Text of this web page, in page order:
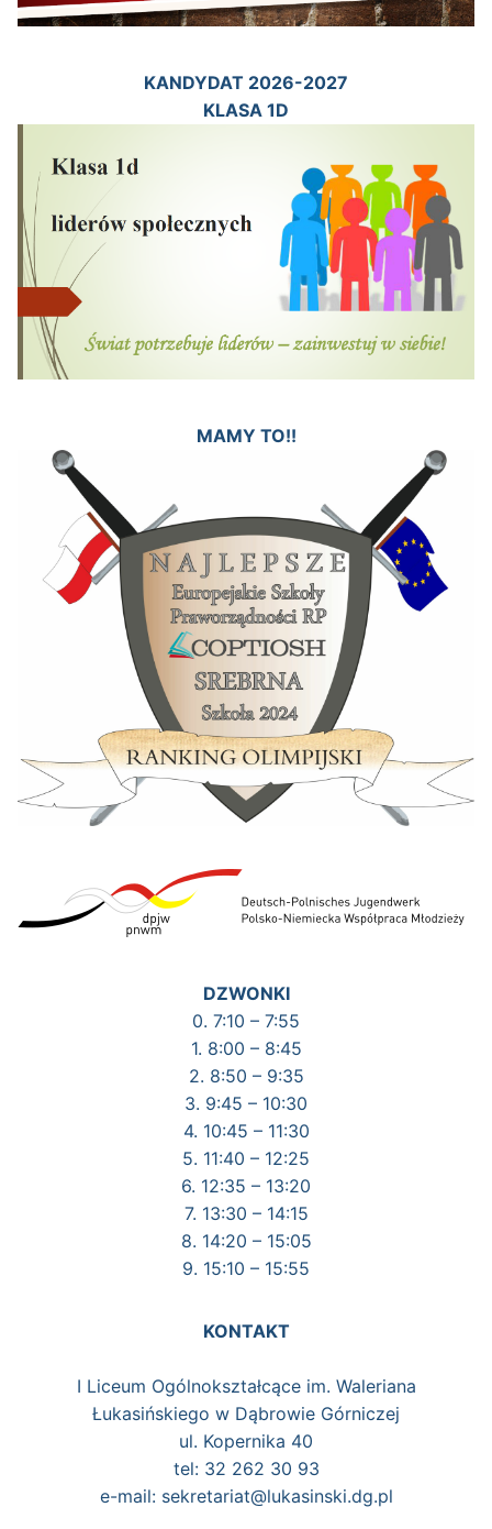
KANDYDAT 2026-2027
KLASA 1D
MAMY TO!!
DZWONKI
0. 7:10 – 7:55
1. 8:00 – 8:45
2. 8:50 – 9:35
3. 9:45 – 10:30
4. 10:45 – 11:30
5. 11:40 – 12:25
6. 12:35 – 13:20
7. 13:30 – 14:15
8. 14:20 – 15:05
9. 15:10 – 15:55
KONTAKT
I Liceum Ogólnokształcące im. Waleriana
Łukasińskiego w Dąbrowie Górniczej
ul. Kopernika 40
tel: 32 262 30 93
e-mail: sekretariat@lukasinski.dg.pl